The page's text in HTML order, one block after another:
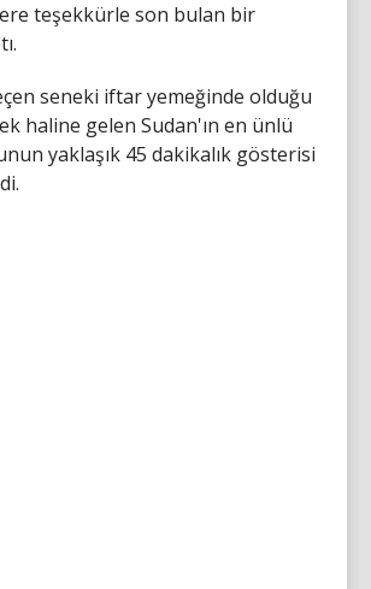
teşekkürle son bulan bir
seneki iftar yemeğinde olduğu
haline gelen Sudan'ın en ünlü
yaklaşık 45 dakikalık gösterisi